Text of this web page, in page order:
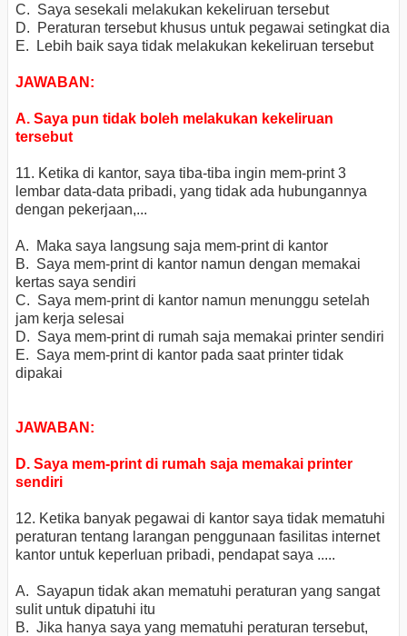
C. Saya sesekali melakukan kekeliruan tersebut
D. Peraturan tersebut khusus untuk pegawai setingkat dia
E. Lebih baik saya tidak melakukan kekeliruan tersebut
JAWABAN:
A. Saya pun tidak boleh melakukan kekeliruan
tersebut
11. Ketika di kantor, saya tiba-tiba ingin mem-print 3
lembar data-data pribadi, yang tidak ada hubungannya
dengan pekerjaan,...
A. Maka saya langsung saja mem-print di kantor
B. Saya mem-print di kantor namun dengan memakai
kertas saya sendiri
C. Saya mem-print di kantor namun menunggu setelah
jam kerja selesai
D. Saya mem-print di rumah saja memakai printer sendiri
E. Saya mem-print di kantor pada saat printer tidak
dipakai
JAWABAN:
D. Saya mem-print di rumah saja memakai printer
sendiri
12. Ketika banyak pegawai di kantor saya tidak mematuhi
peraturan tentang larangan penggunaan fasilitas internet
kantor untuk keperluan pribadi, pendapat saya .....
A. Sayapun tidak akan mematuhi peraturan yang sangat
sulit untuk dipatuhi itu
B. Jika hanya saya yang mematuhi peraturan tersebut,